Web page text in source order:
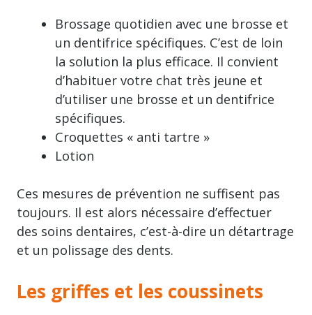
Brossage quotidien avec une brosse et
un dentifrice spécifiques. C’est de loin
la solution la plus efficace. Il convient
d’habituer votre chat très jeune et
d’utiliser une brosse et un dentifrice
spécifiques.
Croquettes « anti tartre »
Lotion
Ces mesures de prévention ne suffisent pas
toujours. Il est alors nécessaire d’effectuer
des soins dentaires, c’est-à-dire un détartrage
et un polissage des dents.
Les griffes et les coussinets